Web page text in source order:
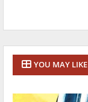
YOU MAY LIKE